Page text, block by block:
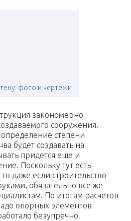
фото и чертежи
закономерно
сооружения.
степени
будет создавать на
придется еще и
Поскольку тут есть
даже если строительство
обязательно все же
По итогам расчетов
опорных элементов
безупречно.